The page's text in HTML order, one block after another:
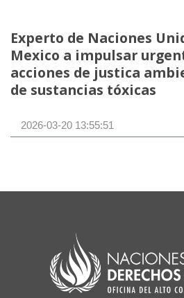
Experto de Naciones
Mexico a impulsar
acciones de justica
de sustancias tóxicas
2026-03-20 13:55:51